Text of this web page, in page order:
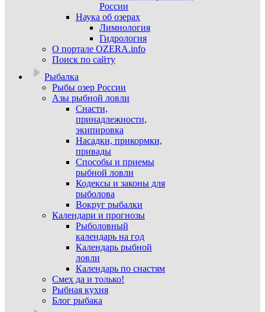
России
Наука об озерах
Лимнология
Гидрология
О портале OZERA.info
Поиск по сайту
Рыбалка
Рыбы озер России
Азы рыбной ловли
Снасти,
принадлежности,
экипировка
Насадки, прикормки,
привады
Способы и приемы
рыбной ловли
Кодексы и законы для
рыболова
Вокруг рыбалки
Календари и прогнозы
Рыболовный
календарь на год
Календарь рыбной
ловли
Календарь по снастям
Смех да и только!
Рыбная кухня
Блог рыбака